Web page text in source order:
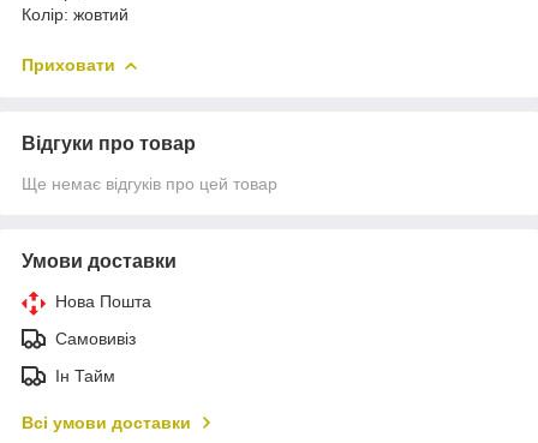
Колір: жовтий
Приховати
Відгуки про товар
Ще немає відгуків про цей товар
Умови доставки
Нова Пошта
Самовивіз
Ін Тайм
Всі умови доставки